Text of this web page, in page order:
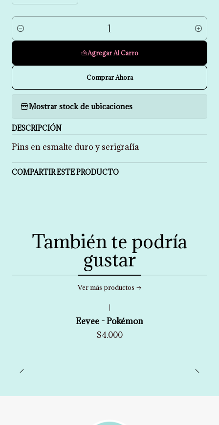
Cantidad
Agregar Al Carro
Comprar Ahora
Mostrar stock de ubicaciones
DESCRIPCIÓN
Pins en esmalte duro y serigrafía
COMPARTIR ESTE PRODUCTO
También te podría
gustar
Ver más productos
Eevee - Pokémon
$4.000